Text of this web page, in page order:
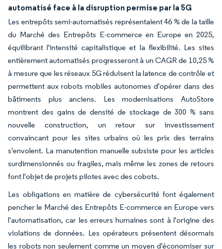
automatisé face à la disruption permise par la 5G
Les entrepôts semi-automatisés représentaient 46 % de la taille
du Marché des Entrepôts E-commerce en Europe en 2025,
équilibrant l'intensité capitalistique et la flexibilité. Les sites
entièrement automatisés progresseront à un CAGR de 10,25 %
à mesure que les réseaux 5G réduisent la latence de contrôle et
permettent aux robots mobiles autonomes d'opérer dans des
bâtiments plus anciens. Les modernisations AutoStore
montrent des gains de densité de stockage de 300 % sans
nouvelle construction, un retour sur investissement
convaincant pour les sites urbains où les prix des terrains
s'envolent. La manutention manuelle subsiste pour les articles
surdimensionnés ou fragiles, mais même les zones de retours
font l'objet de projets pilotes avec des cobots.
Les obligations en matière de cybersécurité font également
pencher le Marché des Entrepôts E-commerce en Europe vers
l'automatisation, car les erreurs humaines sont à l'origine des
violations de données. Les opérateurs présentent désormais
les robots non seulement comme un moyen d'économiser sur